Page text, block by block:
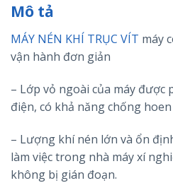
Mô tả
MÁY NÉN KHÍ TRỤC VÍT máy
vận hành đơn giản
– Lớp vỏ ngoài của máy
điện, có khả năng chống
– Lượng khí nén lớn và ổn
làm việc trong nhà máy xí
không bị gián đoạn.